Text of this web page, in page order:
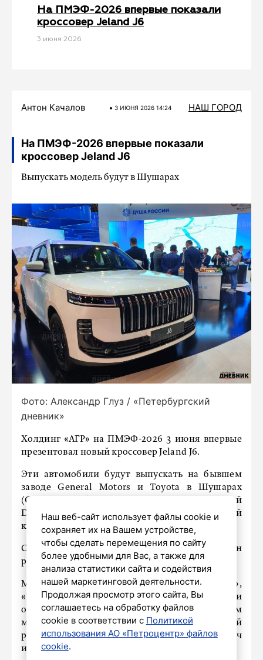
На ПМЭФ-2026 впервые показали
кроссовер Jeland J6
3 июня 2026
Антон Качалов 3 ИЮНЯ 2026 14:24 НАШ ГОРОД
На ПМЭФ-2026 впервые показали
кроссовер Jeland J6
Выпускать модель будут в Шушарах
Фото: Александр Глуз / «Петербургский
дневник»
Холдинг «АГР» на ПМЭФ-2026 3 июня впервые
презентовал новый кроссовер Jeland J6.
Эти автомобили будут выпускать на бывшем
заводе General Motors и Toyota в Шушарах
(Санкт-Петербург) совместно с компанией
Defetoo. Старт продаж запланирован на второй
квартал 2026 года.
Стоимость Jeland J6 составит от 2,29 до 2,65 млн
руб. в зависимости от комплектации.
Модель будет доступна в трех версиях: «Актив»,
«Комфорт» и «Престиж». Все три комплектации
оснащаются 1,5-литровым турбодвигателем
мощностью 147 л. с., шестиступенчатой
роботизированной коробкой передач
и передним приводом.
Наш веб-сайт использует файлы cookie и
сохраняет их на Вашем устройстве,
чтобы сделать перемещения по сайту
более удобными для Вас, а также для
анализа статистики сайта и содействия
нашей маркетинговой деятельности.
Продолжая просмотр этого сайта, Вы
соглашаетесь на обработку файлов
cookie в соответствии с Политикой
использования АО «Петроцентр» файлов
cookie.